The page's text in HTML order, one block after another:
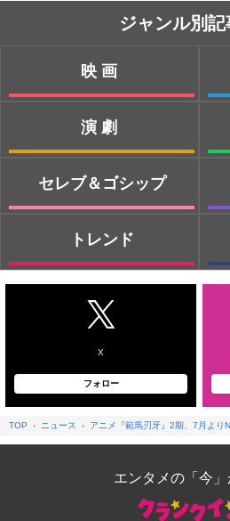
ジャンル別
映画
演劇
セレブ＆ゴシップ
トレンド
X
フォロー
TOP ニュース アニメ『範馬刃牙』2期、7月よ
エンタメの「今」